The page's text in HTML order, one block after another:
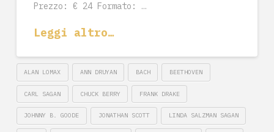
Prezzo: € 24 Formato: …
Leggi altro…
ALAN LOMAX ANN DRUYAN BACH BEETHOVEN
CARL SAGAN CHUCK BERRY FRANK DRAKE
JOHNNY B. GOODE JONATHAN SCOTT LINDA SALZMAN SAGAN